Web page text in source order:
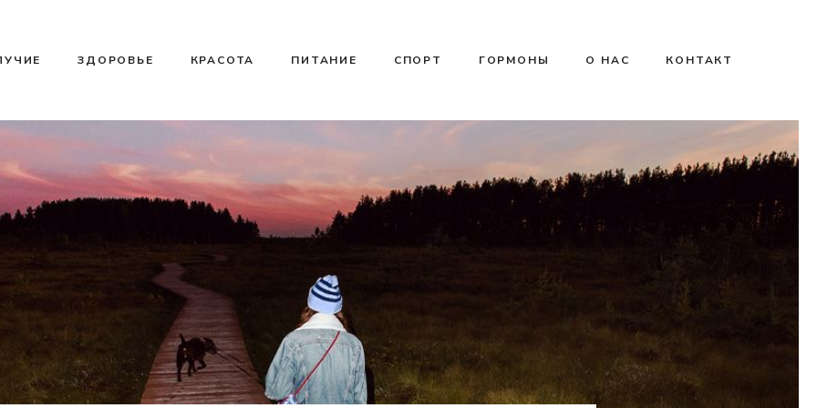
ЗДОРОВЬЕ КРАСОТА ПИТАНИЕ СПОРТ ГОРМОНЫ О НАС КОНТАКТ